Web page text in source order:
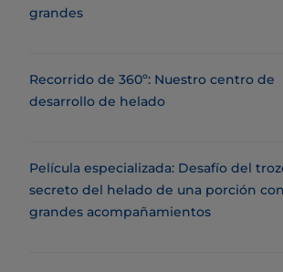
grandes
Recorrido de 360º: Nuestro centro de
desarrollo de helado
Película especializada: Desafío del
secreto del helado de una porción con
grandes acompañamientos